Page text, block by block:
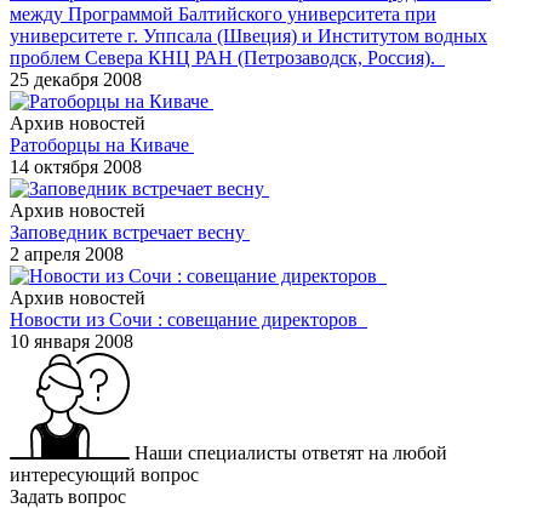
между Программой Балтийского университета при
университете г. Уппсала (Швеция) и Институтом водных
проблем Севера КНЦ РАН (Петрозаводск, Россия).
25 декабря 2008
Архив новостей
Ратоборцы на Киваче
14 октября 2008
Архив новостей
Заповедник встречает весну
2 апреля 2008
Архив новостей
Новости из Сочи : совещание директоров
10 января 2008
Наши специалисты ответят на любой
интересующий вопрос
Задать вопрос